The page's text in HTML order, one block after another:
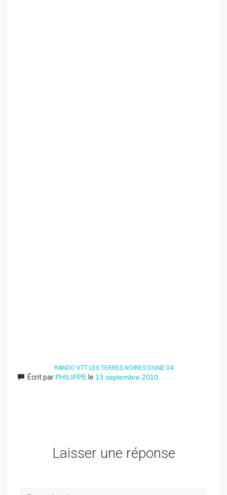
RANDO VTT LES TERRES NOIRES DIGNE 04
Écrit par PHILIPPE le 13 septembre 2010
Laisser une réponse